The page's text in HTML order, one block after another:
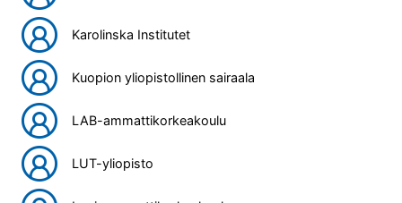
Karolinska Institutet
Kuopion yliopistollinen sairaala
LAB-ammattikorkeakoulu
LUT-yliopisto